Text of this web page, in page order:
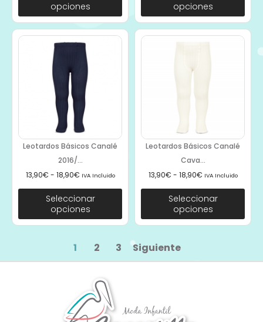
opciones
opciones
Leotardos Básicos Canalé
2016/...
13,90€ - 18,90€ IVA Incluido
Seleccionar
opciones
Leotardos Básicos Canalé
Cava...
13,90€ - 18,90€ IVA Incluido
Seleccionar
opciones
1 2 3 Siguiente